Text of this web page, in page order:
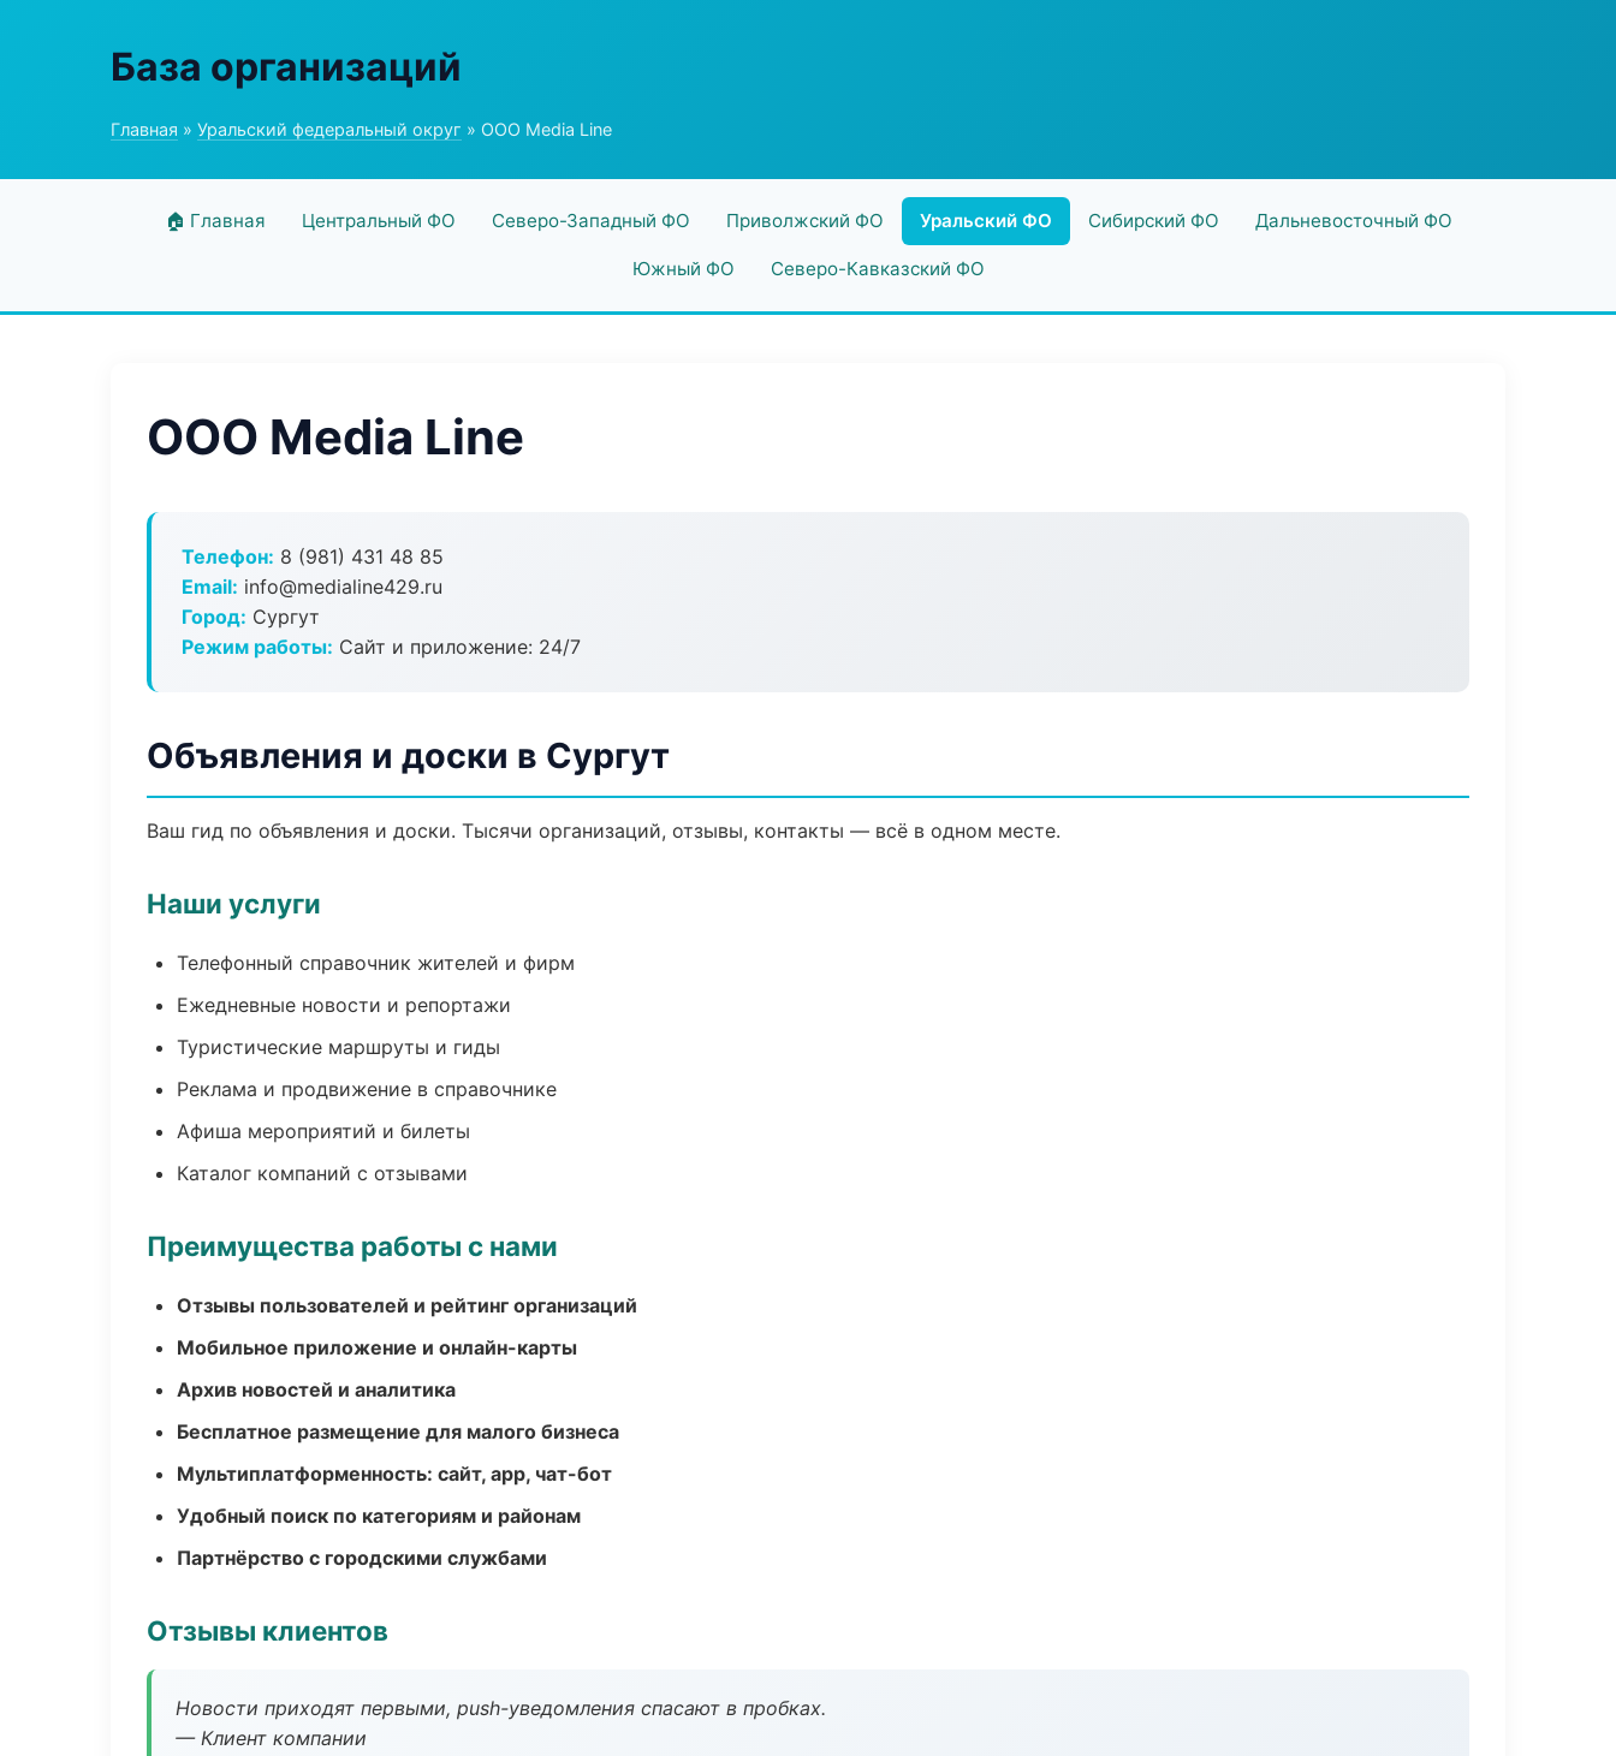
База организаций
Главная » Уральский федеральный округ » ООО Media Line
🏠 Главная Центральный ФО Северо-Западный ФО Приволжский ФО Уральский ФО Сибирский ФО Дальневосточный ФО
Южный ФО Северо-Кавказский ФО
ООО Media Line
Телефон: 8 (981) 431 48 85
Email: info@medialine429.ru
Город: Сургут
Режим работы: Сайт и приложение: 24/7
Объявления и доски в Сургут
Ваш гид по объявления и доски. Тысячи организаций, отзывы, контакты — всё в одном месте.
Наши услуги
Телефонный справочник жителей и фирм
Ежедневные новости и репортажи
Туристические маршруты и гиды
Реклама и продвижение в справочнике
Афиша мероприятий и билеты
Каталог компаний с отзывами
Преимущества работы с нами
Отзывы пользователей и рейтинг организаций
Мобильное приложение и онлайн-карты
Архив новостей и аналитика
Бесплатное размещение для малого бизнеса
Мультиплатформенность: сайт, app, чат-бот
Удобный поиск по категориям и районам
Партнёрство с городскими службами
Отзывы клиентов
Новости приходят первыми, push-уведомления спасают в пробках.
— Клиент компании